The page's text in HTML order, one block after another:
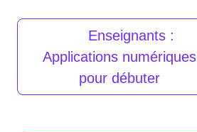
Enseignants :
Applications numériques
pour débuter